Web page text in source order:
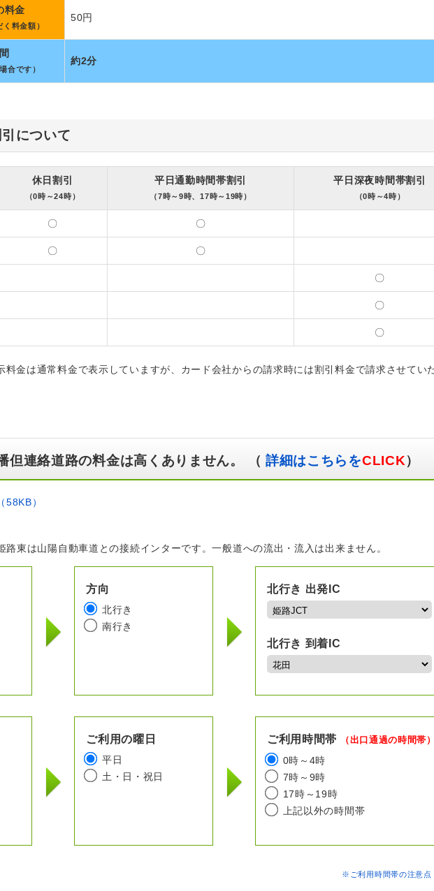
料金
く料金額）
50円
合です）
約2分
について
休日割引
（0時～24時）
平日通勤時間帯割引
（7時～9時、17時～19時）
平日深夜時間帯割引
（0時～4時）
〇 〇
〇 〇
〇
〇
〇
料金は通常料金で表示していますが、カード会社からの請求時には割引料金で請求させてい
但連絡道路の料金は高くありません。 （ 詳細はこちらをCLICK）
58KB）
東は山陽自動車道との接続インターです。一般道への流出・流入は出来ません。
方向
北行き
南行き
北行き 出発IC
北行き 到着IC
ご利用の曜日
平日
土・日・祝日
ご利用時間帯 （出口通過の時間帯
0時～4時
7時～9時
17時～19時
上記以外の時間帯
※ご利用時間帯の注意